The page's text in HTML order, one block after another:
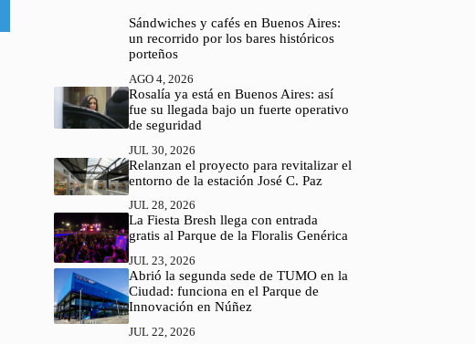
Sándwiches y cafés en Buenos Aires:
un recorrido por los bares históricos
porteños
AGO 4, 2026
Rosalía ya está en Buenos Aires: así
fue su llegada bajo un fuerte operativo
de seguridad
JUL 30, 2026
Relanzan el proyecto para revitalizar el
entorno de la estación José C. Paz
JUL 28, 2026
La Fiesta Bresh llega con entrada
gratis al Parque de la Floralis Genérica
JUL 23, 2026
Abrió la segunda sede de TUMO en la
Ciudad: funciona en el Parque de
Innovación en Núñez
JUL 22, 2026